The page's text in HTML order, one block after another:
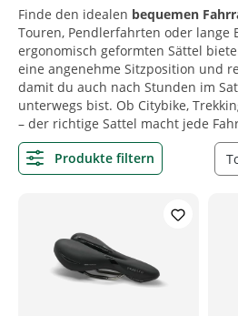
Finde den idealen bequemen
Touren, Pendlerfahrten oder lange
ergonomisch geformten Sättel
eine angenehme Sitzposition und
damit du auch nach Stunden im
unterwegs bist. Ob Citybike,
– der richtige Sattel macht jede
Produkte filtern